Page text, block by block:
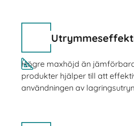
Högre maxhöjd än
produkter hjälper till att
användningen av